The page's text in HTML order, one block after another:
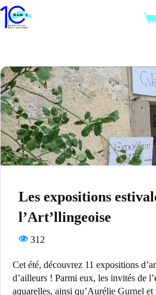
Passer
au
contenu
Les expositions
l’Art’llingeoise
312
Cet été, découvrez 11 expositions
d’ailleurs ! Parmi eux, les invités de
aquarelles, ainsi qu’Aurélie Gurnel